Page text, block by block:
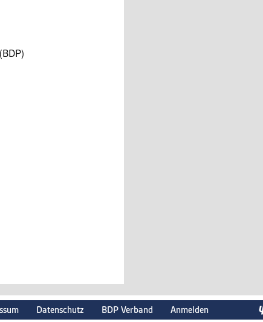
Datenschutz BDP Verband Anmelden